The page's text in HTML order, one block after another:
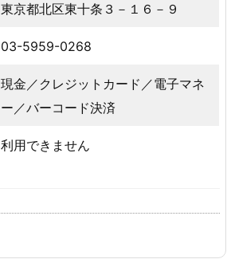
東京都北区東十条３－１６－９
03-5959-0268
現金／クレジットカード／電子マネ
ー／バーコード決済
利用できません